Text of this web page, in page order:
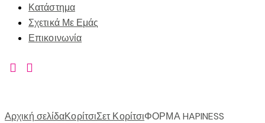
Κατάστημα
Σχετικά Με Εμάς
Επικοινωνία
Αρχική σελίδαΚορίτσιΣετ ΚορίτσιΦΟΡΜΑ HAPINESS